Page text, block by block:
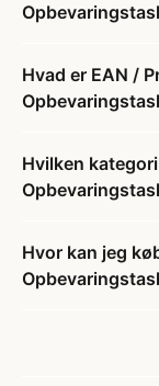
Hvad er EAN /
Hvilken
Hvor kan jeg